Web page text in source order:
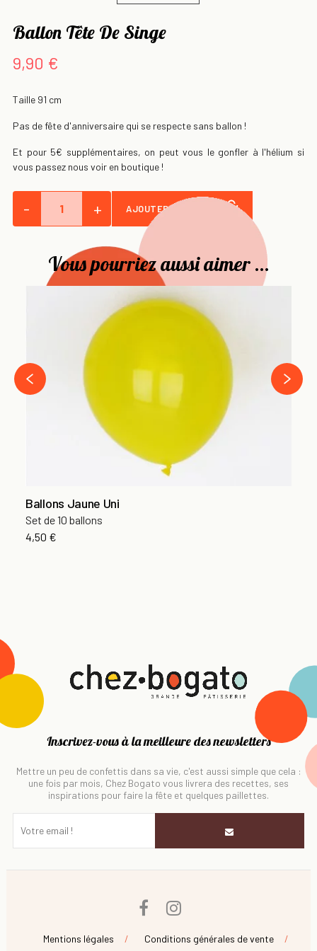
Ballon Tête De Singe
9,90 €
Taille 91 cm
Pas de fête d'anniversaire qui se respecte sans ballon !
Et pour 5€ supplémentaires, on peut vous le gonfler à l'hélium si
vous passez nous voir en boutique !
- + AJOUTER AU PANIER
Vous pourriez aussi aimer ...
Ballons Jaune Uni
Set de 10 ballons
4,50 €
‹
›
Inscrivez-vous à la meilleure des newsletters
Mettre un peu de confettis dans sa vie, c'est aussi simple que cela :
une fois par mois, Chez Bogato vous livrera des recettes, ses
inspirations pour faire la fête et quelques paillettes.
Facebook
Mentions légales Conditions générales de vente